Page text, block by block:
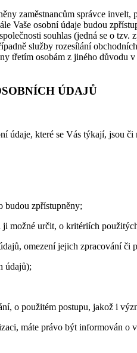
zaměstnancům správce
Vaše osobní údaje budou
souhlas (jedná se o
služby rozesílání
třetím osobám z jiného
ÚDAJŮ
údaje, které se Vás týkají, jsou
budou zpřístupněny;
možné určit, o kritériích
omezení jejich zpracování
údajů);
o použitém postupu, jakož i
máte právo být informován o